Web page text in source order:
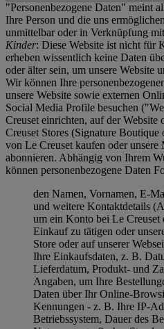
"Personenbezogene Daten" meint
Ihre Person und die uns
unmittelbar oder in Verknüpfung
Kinder: Diese Website ist nicht für
erheben wissentlich keine Daten
oder älter sein, um unsere Website
Wir können Ihre
unsere Website sowie externen
Social Media Profile besuchen ("
Creuset einrichten, auf der Website
Creuset Stores (Signature
von Le Creuset kaufen oder
abonnieren. Abhängig von Ihrem
können personenbezogene Daten
den Namen, Vornamen, E-
und weitere Kontaktdetails
um ein Konto bei Le Creuset
Einkauf zu tätigen oder
Store oder auf unserer
Ihre Einkaufsdaten, z. B.
Lieferdatum, Produkt- und
Angaben, um Ihre
Daten über Ihr Online-
Kennungen - z. B. Ihre IP-
Betriebssystem, Dauer des